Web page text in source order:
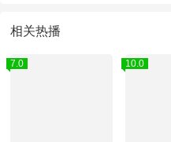
相关热播
7.0 10.0